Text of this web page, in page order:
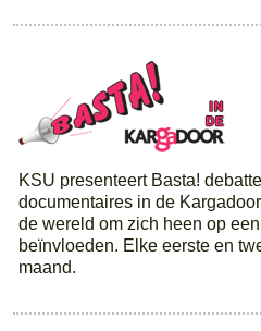
KSU presenteert Basta!
documentaires in de
de wereld om zich heen op
beïnvloeden. Elke eerste en
maand.